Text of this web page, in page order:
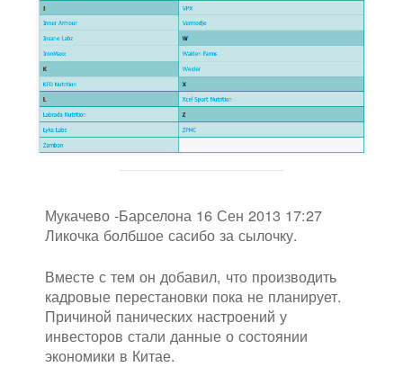
Мукачево -Барселона 16 Сен 2013 17:27
Ликочка болбшое сасибо за сылочку.
Вместе с тем он добавил, что производить
кадровые перестановки пока не планирует.
Причиной панических настроений у
инвесторов стали данные о состоянии
экономики в Китае.